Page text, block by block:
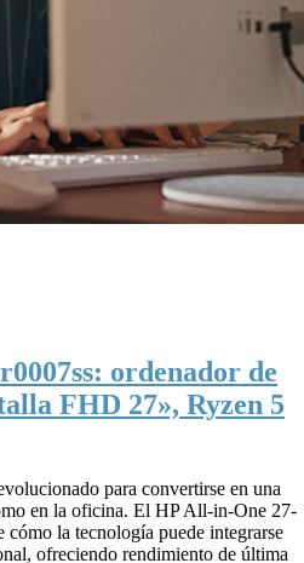
ordenador de
FHD 27», Ryzen 5
para convertirse en una
en la oficina. El HP All-in-One 27-
cómo la tecnología puede integrarse
ofreciendo rendimiento de última